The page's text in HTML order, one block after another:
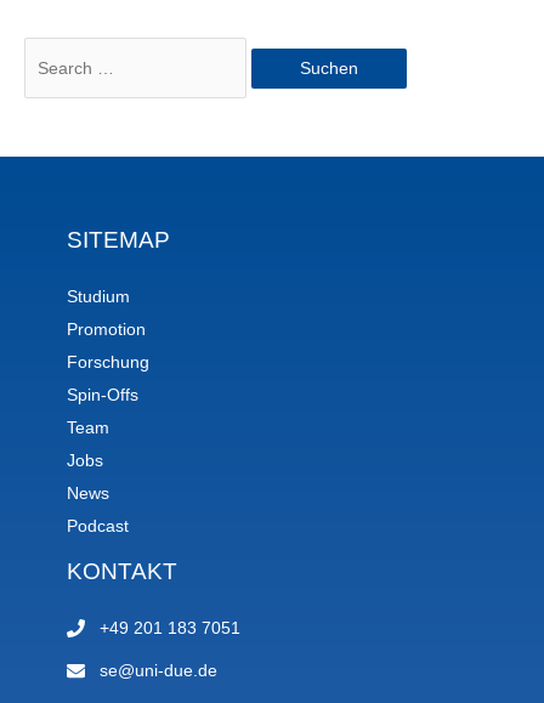
SITEMAP
Studium
Promotion
Forschung
Spin-Offs
Team
Jobs
News
Podcast
KONTAKT
+49 201 183 7051
se@uni-due.de